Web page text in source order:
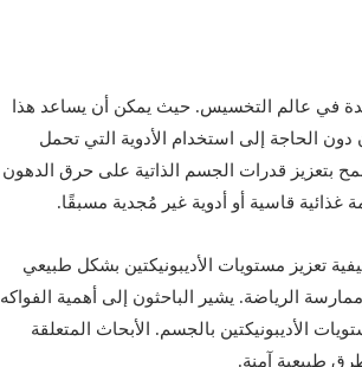
في عالم التخسيس. حيث يمكن أن يساعد هذا
الحاجة إلى استخدام الأدوية التي تحمل
بتعزيز قدرات الجسم الذاتية على حرق الدهون
قاسية أو أدوية غير مُجدية مسبقًا.
تعزيز مستويات الأديبونيكتين بشكل طبيعي
الرياضة. يشير الباحثون إلى أهمية الفواكه
الأديبونيكتين بالجسم. الأبحاث المتعلقة
طبيعية آمنة.